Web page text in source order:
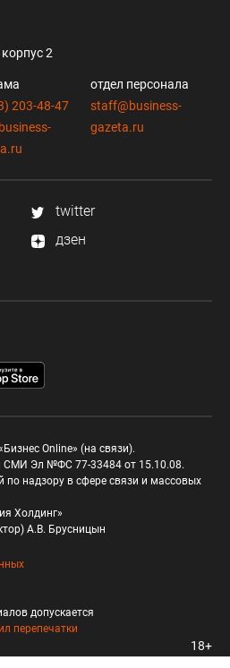
2
203-48-47
отдел персонала
staff@business-
gazeta.ru
twitter
дзен
Online» (на связи).
СМИ Эл №ФС 77-33484 от 15.10.08.
надзору в сфере связи и массовых
Холдинг»
А.В. Брусницын
допускается
перепечатки
18+